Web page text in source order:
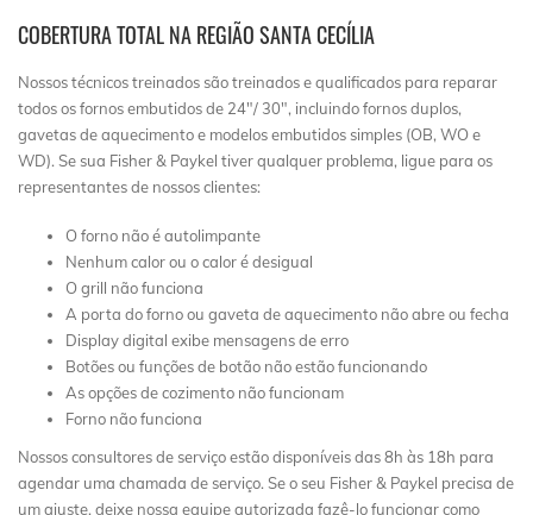
COBERTURA TOTAL NA REGIÃO SANTA CECÍLIA
Nossos técnicos treinados são treinados e qualificados para reparar
todos os fornos embutidos de 24″/ 30″, incluindo fornos duplos,
gavetas de aquecimento e modelos embutidos simples (OB, WO e
WD). Se sua Fisher & Paykel tiver qualquer problema, ligue para os
representantes de nossos clientes:
O forno não é autolimpante
Nenhum calor ou o calor é desigual
O grill não funciona
A porta do forno ou gaveta de aquecimento não abre ou fecha
Display digital exibe mensagens de erro
Botões ou funções de botão não estão funcionando
As opções de cozimento não funcionam
Forno não funciona
Nossos consultores de serviço estão disponíveis das 8h às 18h para
agendar uma chamada de serviço. Se o seu Fisher & Paykel precisa de
um ajuste, deixe nossa equipe autorizada fazê-lo funcionar como